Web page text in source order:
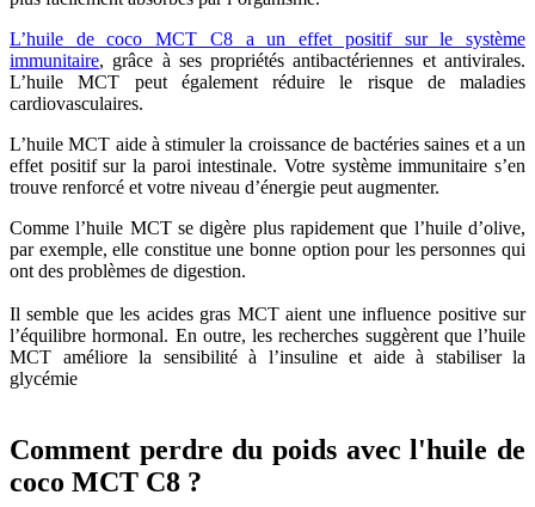
L’huile de coco MCT C8 a un effet positif sur le système
immunitaire, grâce à ses propriétés antibactériennes et antivirales.
L’huile MCT peut également réduire le risque de maladies
cardiovasculaires.
L’huile MCT aide à stimuler la croissance de bactéries saines et a un
effet positif sur la paroi intestinale. Votre système immunitaire s’en
trouve renforcé et votre niveau d’énergie peut augmenter.
Comme l’huile MCT se digère plus rapidement que l’huile d’olive,
par exemple, elle constitue une bonne option pour les personnes qui
ont des problèmes de digestion.
Il semble que les acides gras MCT aient une influence positive sur
l’équilibre hormonal. En outre, les recherches suggèrent que l’huile
MCT améliore la sensibilité à l’insuline et aide à stabiliser la
glycémie
Comment perdre du poids avec l'huile de
coco MCT C8 ?